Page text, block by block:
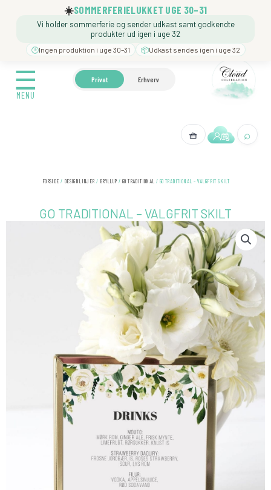
☀️SOMMERFERIELUKKET UGE 30–31
Vi holder sommerferie og sender udkast samt godkendte
produkter ud igen i uge 32
🕒Ingen produktion i uge 30–31 📦Udkast sendes igen i uge 32
☰
MENU
Privat Erhverv
🧺 ⌕
☰
MENU
🍼 BARNEDÅB ❓️ BESØG
FORSIDE / DESIGNLINJER / BRYLLUP / GO TRADITIONAL / GO TRADITIONAL – VALGFRIT SKILT
GO TRADITIONAL – VALGFRIT SKILT